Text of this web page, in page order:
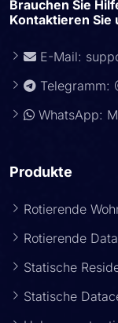
Brauchen Sie
Kontaktieren Sie
E-Mail:
Telegramm:
WhatsApp:
Produkte
Rotierende
Rotierende
Statische
Statische